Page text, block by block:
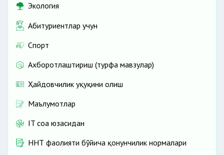
Экология
Абитуриентлар учун
Спорт
Ахборотлаштириш (турфа мавзулар)
Ҳайдовчилик ҳуқуқини олиш
Маълумотлар
IT соҳа юзасидан
ННТ фаолияти бўйича қонунчилик нормалари